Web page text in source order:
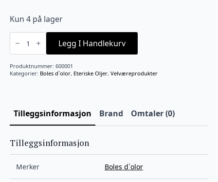
Kun 4 på lager
Frutos
rojos
duftolje
50ml
antall
Legg I Handlekurv
Produktnummer: 600001
Kategorier: Boles d`olor, Eteriske Oljer, Velværeprodukter
Tilleggsinformasjon Brand Omtaler (0)
Tilleggsinformasjon
Merker Boles d`olor